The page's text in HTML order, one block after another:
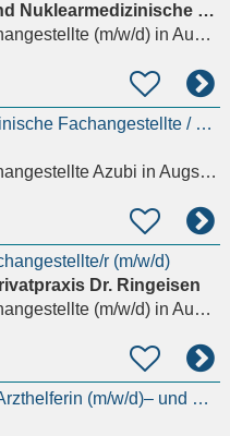
Radiologische und Nuklearmedizinische Partnerschaftsgesellschaft
(m/w/d)in Augsburg
Ausbildung Medizinische Fachangestellte / Medizinischer Fachangestellter (m/w/d)
Azubi in Augsburg, Innenstadt
r (m/w/d)
Dr. Ringeisen
(m/w/d)in Augsburg, Innenstadt
Du bist MFA oder Arzthelferin (m/w/d)– und möchtest wieder mehr Zeit für Menschen statt für